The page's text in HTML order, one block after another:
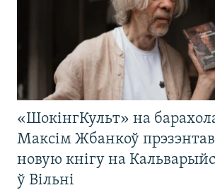
«ШокінгКульт» на
Максім Жбанкоў
новую кнігу на
ў Вільні